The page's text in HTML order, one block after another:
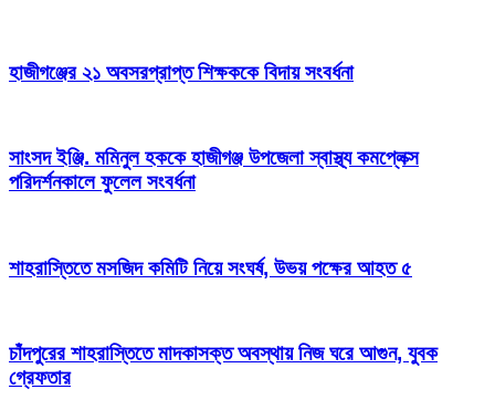
হাজীগঞ্জের ২১ অবসরপ্রাপ্ত শিক্ষককে বিদায় সংবর্ধনা
সাংসদ ইঞ্জি. মমিনুল হককে হাজীগঞ্জ উপজেলা স্বাস্থ্য কমপ্লেক্স
পরিদর্শনকালে ফুলেল সংবর্ধনা
শাহরাস্তিতে মসজিদ কমিটি নিয়ে সংঘর্ষ, উভয় পক্ষের আহত ৫
চাঁদপুরের শাহরাস্তিতে মাদকাসক্ত অবস্থায় নিজ ঘরে আগুন, যুবক
গ্রেফতার